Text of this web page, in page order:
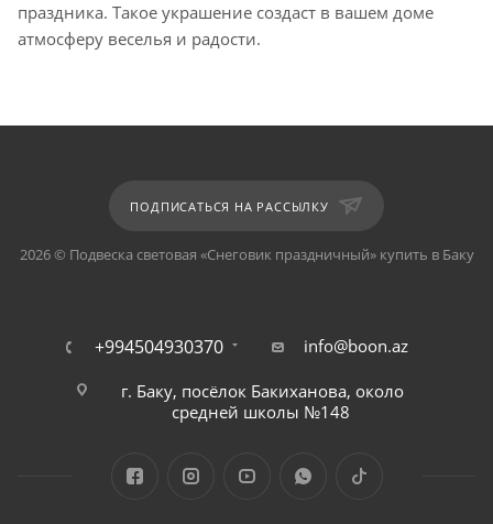
праздника. Такое украшение создаст в вашем доме
атмосферу веселья и радости.
ПОДПИСАТЬСЯ НА РАССЫЛКУ
2026 © Подвеска световая «Снеговик праздничный» купить в Баку
+994504930370 info@boon.az
г. Баку, посёлок Бакиханова, около
средней школы №148